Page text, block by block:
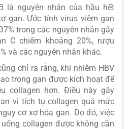
là nguyên nhân của hầu hết
gan. Ước tính virus viêm gan
trong các nguyên nhân gây
C chiếm khoảng 20%, rượu
và các nguyên nhân khác.
chỉ ra rằng, khi nhiễm HBV
trong gan được kích hoạt để
collagen hơn. Điều này gây
vì tích tụ collagen quá mức
cơ xơ hóa gan. Do đó, việc
collagen được không cần